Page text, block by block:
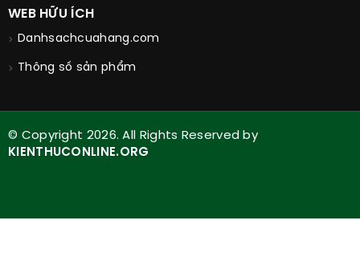
WEB HỮU ÍCH
Danhsachcuahang.com
Thông số sản phẩm
© Copyright 2026. All Rights Reserved by
KIENTHUCONLINE.ORG